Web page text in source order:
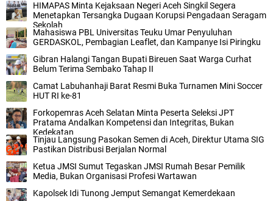
HIMAPAS Minta Kejaksaan Negeri Aceh Singkil Segera
Menetapkan Tersangka Dugaan Korupsi Pengadaan Seragam
Sekolah
Mahasiswa PBL Universitas Teuku Umar Penyuluhan
GERDASKOL, Pembagian Leaflet, dan Kampanye Isi Piringku
Gibran Halangi Tangan Bupati Bireuen Saat Warga Curhat
Belum Terima Sembako Tahap II
Camat Labuhanhaji Barat Resmi Buka Turnamen Mini Soccer
HUT RI ke-81
Forkopemras Aceh Selatan Minta Peserta Seleksi JPT
Pratama Andalkan Kompetensi dan Integritas, Bukan
Kedekatan
‎Tinjau Langsung Pasokan Semen di Aceh, ‎Direktur Utama SIG
Pastikan Distribusi Berjalan Normal ‎
Ketua JMSI Sumut Tegaskan JMSI Rumah Besar Pemilik
Media, Bukan Organisasi Profesi Wartawan
Kapolsek Idi Tunong Jemput Semangat Kemerdekaan